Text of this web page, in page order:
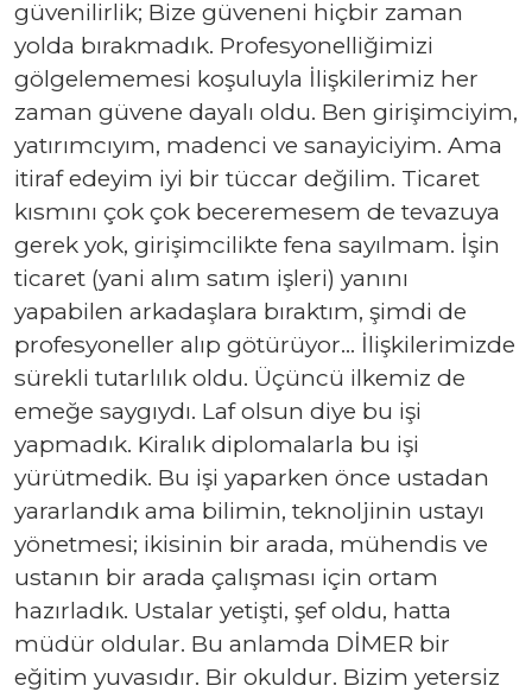
güvenilirlik; Bize güveneni hiçbir zaman
yolda bırakmadık. Profesyonelliğimizi
gölgelememesi koşuluyla İlişkilerimiz her
zaman güvene dayalı oldu. Ben girişimciyim,
yatırımcıyım, madenci ve sanayiciyim. Ama
itiraf edeyim iyi bir tüccar değilim. Ticaret
kısmını çok çok beceremesem de tevazuya
gerek yok, girişimcilikte fena sayılmam. İşin
ticaret (yani alım satım işleri) yanını
yapabilen arkadaşlara bıraktım, şimdi de
profesyoneller alıp götürüyor… İlişkilerimizde
sürekli tutarlılık oldu. Üçüncü ilkemiz de
emeğe saygıydı. Laf olsun diye bu işi
yapmadık. Kiralık diplomalarla bu işi
yürütmedik. Bu işi yaparken önce ustadan
yararlandık ama bilimin, teknoljinin ustayı
yönetmesi; ikisinin bir arada, mühendis ve
ustanın bir arada çalışması için ortam
hazırladık. Ustalar yetişti, şef oldu, hatta
müdür oldular. Bu anlamda DİMER bir
eğitim yuvasıdır. Bir okuldur. Bizim yetersiz